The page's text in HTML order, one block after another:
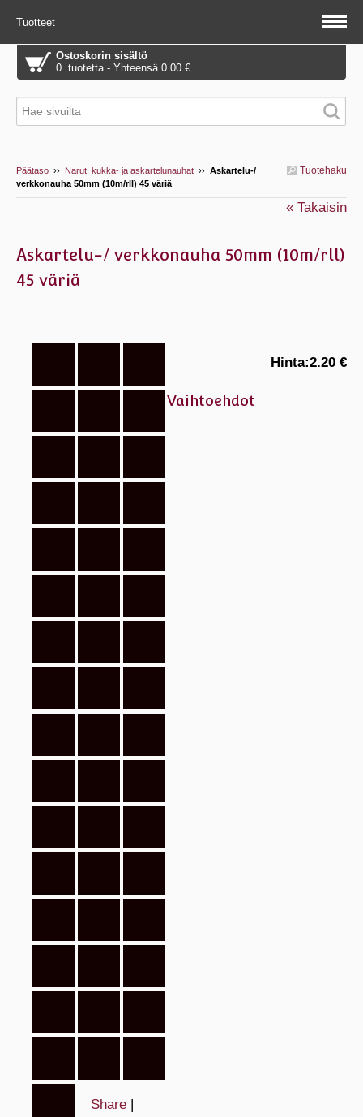
Tuotteet
Ostoskorin sisältö
0 tuotetta - Yhteensä 0.00 €
Tuotehaku
Päätaso ›› Narut, kukka- ja askartelunauhat ›› Askartelu-/
verkkonauha 50mm (10m/rll) 45 väriä
« Takaisin
Askartelu-/ verkkonauha 50mm (10m/rll)
45 väriä
Share |
Hinta:2.20 €
Vaihtoehdot